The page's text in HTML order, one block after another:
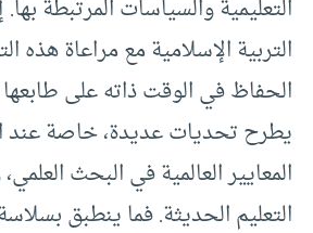
التعليمية والسياسات المرتبطة
التربية الإسلامية مع مراعاة هذه
الحفاظ في الوقت ذاته على طابعها
يطرح تحديات عديدة، خاصة
المعايير العالمية في البحث
التعليم الحديثة. فما ينطبق